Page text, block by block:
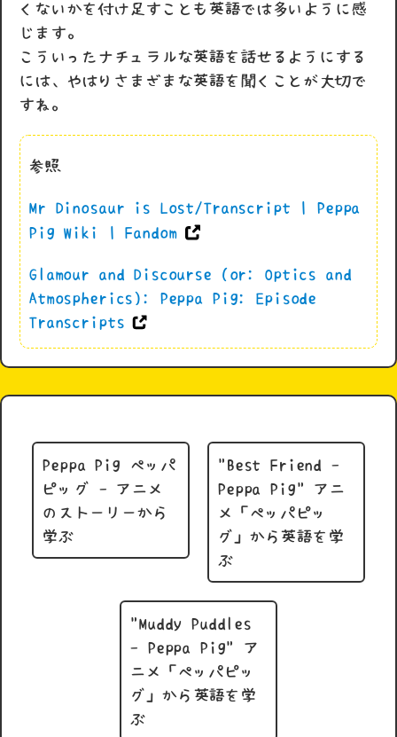
くないかを付け足すことも英語では多いように感
じます。
こういったナチュラルな英語を話せるようにする
には、やはりさまざまな英語を聞くことが大切で
すね。
参照
Mr Dinosaur is Lost/Transcript | Peppa
Pig Wiki | Fandom
Glamour and Discourse (or: Optics and
Atmospherics): Peppa Pig: Episode
Transcripts
Peppa Pig ペッパ
ピッグ - アニメ
のストーリーから
学ぶ
"Best Friend -
Peppa Pig" アニ
メ「ペッパピッ
グ」から英語を学
ぶ
"Muddy Puddles
- Peppa Pig" ア
ニメ「ペッパピッ
グ」から英語を学
ぶ